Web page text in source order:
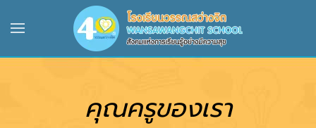
Skip to main content
คุณครูของเรา